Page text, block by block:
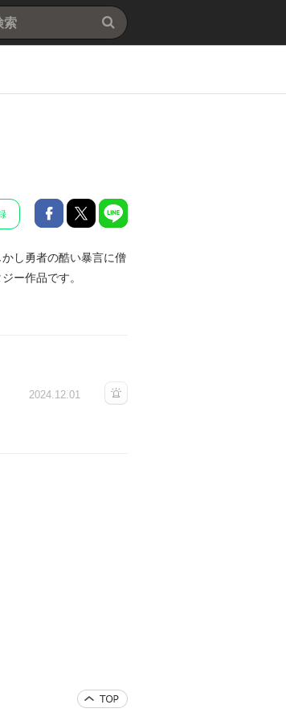
し勇者の酷い暴言に僧
ー作品です。
2024.12.01